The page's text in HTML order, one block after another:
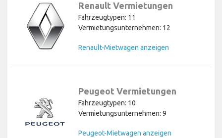
Renault Vermietungen
Fahrzeugtypen: 11
Vermietungsunternehmen: 12
Renault-Mietwagen anzeigen
Peugeot Vermietungen
Fahrzeugtypen: 10
Vermietungsunternehmen: 9
Peugeot-Mietwagen anzeigen